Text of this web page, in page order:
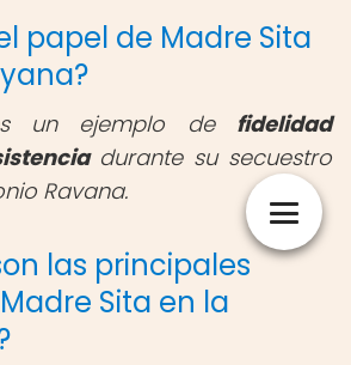
papel de Madre Sita
un ejemplo de fidelidad
durante su secuestro
Ravana.
las principales
Sita en la